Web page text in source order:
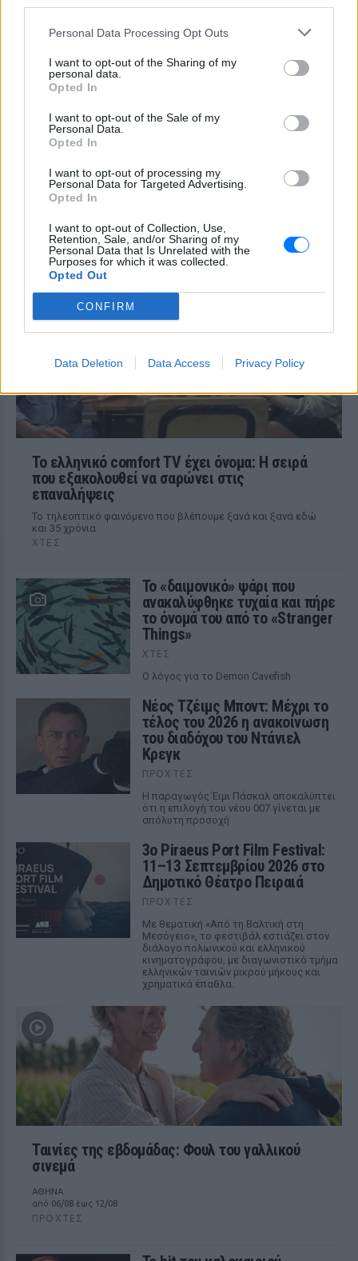
Personal Data Processing Opt Outs
I want to opt-out of the Sharing of my
personal data.
Opted In
I want to opt-out of the Sale of my
Personal Data.
Opted In
I want to opt-out of processing my
Personal Data for Targeted Advertising.
Opted In
I want to opt-out of Collection, Use,
Retention, Sale, and/or Sharing of my
Personal Data that Is Unrelated with the
Purposes for which it was collected.
Opted Out
CONFIRM
Data Deletion Data Access Privacy Policy
ΣΉΜΕΡΑ
108 επεισόδια γέλιου: Η σειρά του Χάρη
Ρώμα που αξίζει να δούμε ξανά στις
5 ταινίες του Netflix για να δεις
ΣΉΜΕΡΑ
Σάλος στο Λονδίνο με αφίσα
νεκρό παιδί ‑ Την απέσυραν από
το μετρό
ΧΤΕΣ
ότι το υλικό ήταν ικανό να προκαλέσει
Το ελληνικό comfort TV έχει όνομα: Η σειρά
που εξακολουθεί να σαρώνει στις
επαναλήψεις
Το τηλεοπτικό φαινόμενο που βλέπουμε ξανά και ξανά εδώ
και 35 χρόνια
ΧΤΕΣ
Το «δαιμονικό» ψάρι που
ανακαλύφθηκε τυχαία και πήρε
το όνομά του από το «Stranger
Things»
ΧΤΕΣ
Ο λόγος για το Demon Cavefish
Νέος Τζέιμς Μποντ: Μέχρι το
τέλος του 2026 η ανακοίνωση
του διαδόχου του Ντάνιελ
Κρεγκ
ΠΡΟΧΤΈΣ
Η παραγωγός Έιμι Πάσκαλ αποκαλύπτει
ότι η επιλογή του νέου 007 γίνεται με
απόλυτη προσοχή
3ο Piraeus Port Film Festival:
11–13 Σεπτεμβρίου 2026 στο
Δημοτικό Θέατρο Πειραιά
ΠΡΟΧΤΈΣ
Με θεματική «Από τη Βαλτική στη
Μεσόγειο», το φεστιβάλ εστιάζει στον
διάλογο πολωνικού και ελληνικού
κινηματογράφου, με διαγωνιστικό τμήμα
ελληνικών ταινιών μικρού μήκους και
χρηματικά έπαθλα.
Ταινίες της εβδομάδας: Φουλ του γαλλικού
σινεμά
ΑΘΗΝΑ
από 06/08 έως 12/08
ΠΡΟΧΤΈΣ